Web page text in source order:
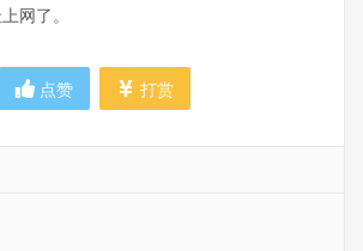
网了。
点赞 打赏